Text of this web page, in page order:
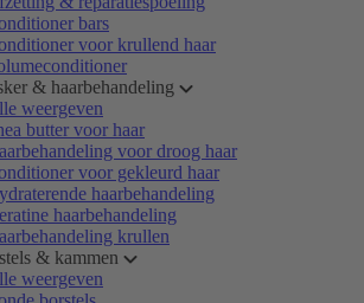
bars
voor krullend haar
& haarbehandeling
weergeven
butter voor haar
voor droog haar
voor gekleurd haar
haarbehandeling
haarbehandeling
krullen
& kammen
weergeven